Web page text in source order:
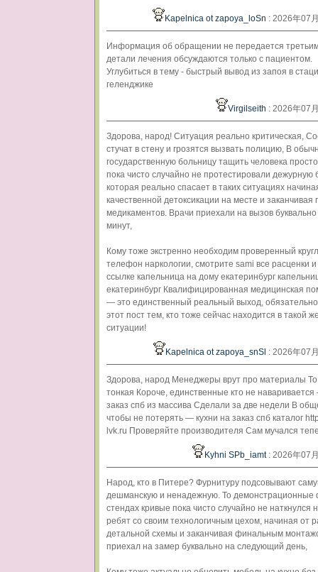
Kapelnica ot zapoya_loSn : 2026年07
Информация об обращении не передается
детали лечения обсуждаются только с пациентом.
Углубиться в тему - быстрый вывод из запоя в
геленджике
Virgilseith : 2026年07
Здорова, народ! Ситуация реально критическая,
стучат в стену и грозятся вызвать полицию, В
государственную больницу тащить человека
пока чисто случайно не протестировали дежурную
которая реально спасает в таких ситуациях
качественной детоксикации на месте и заканчивая
медикаментов. Врачи приехали на вызов
минут,
Кому тоже экстренно необходим проверенный
телефон наркологии, смотрите sami все расценки
ссылке капельница на дому екатеринбург
екатеринбург Квалифицированная медицинская
— это единственный реальный выход,
этот пост тем, кто тоже сейчас находится в такой
ситуации!
Kapelnica ot zapoya_snSl : 2026年07
Здорова, народ Менеджеры врут про материалы
тонкая Короче, единственные кто не
заказ спб из массива Сделали за две недели В
чтобы не потерять — кухни на заказ спб каталог
lvk.ru Проверяйте производителя Сам мучался
Kyhni SPb_iamt: 2026年07
Народ, кто в Питере? Фурнитуру подсовывают
дешманскую и ненадежную. То демонстрационные
стендах кривые пока чисто случайно не наткнулся
ребят со своим технологичным цехом, начиная от
детальной схемы и заканчивая финальным
приехал на замер буквально на следующий день,